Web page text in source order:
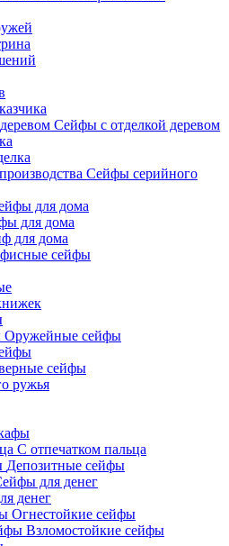
Сейфы с отделкой деревом
Сейфы серийного
для дома
для дома
для дома
сейфы
Оружейные сейфы
сейфы
ружья
С отпечатком пальца
Депозитные сейфы
для денег
денег
Огнестойкие сейфы
Взломостойкие сейфы